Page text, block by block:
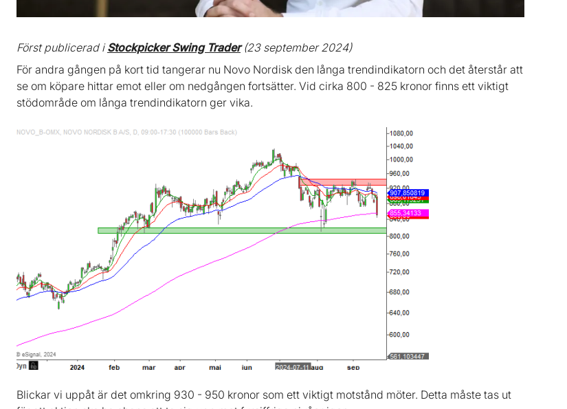
Först publicerad iStockpicker Swing Trader(23 september 2024)
För andra gången på kort tid tangerar nu Novo Nordisk den långa trendindikatorn och det återstår att
se om köpare hittar emot eller om nedgången fortsätter. Vid cirka 800 - 825 kronor finns ett viktigt
stödområde om långa trendindikatorn ger vika.
Blickar vi uppåt är det omkring 930 - 950 kronor som ett viktigt motstånd möter. Detta måste tas ut